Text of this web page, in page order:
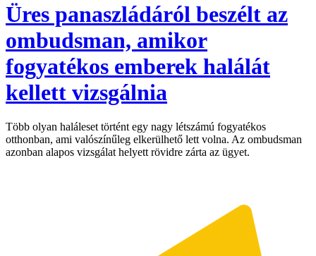
Üres panaszládáról beszélt az
ombudsman, amikor
fogyatékos emberek halálát
kellett vizsgálnia
Több olyan haláleset történt egy nagy létszámú fogyatékos
otthonban, ami valószínűleg elkerülhető lett volna. Az ombudsman
azonban alapos vizsgálat helyett rövidre zárta az ügyet.